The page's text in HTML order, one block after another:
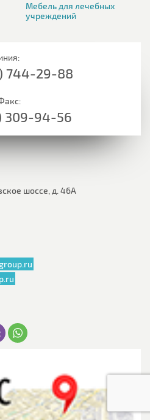
Мебель для лечебных
учреждений
744-29-88
309-94-56
шоссе, д. 46А